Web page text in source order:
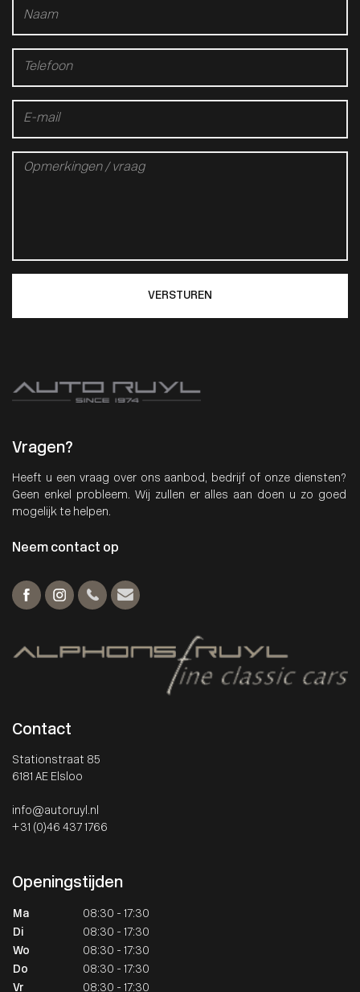
VERSTUREN
Vragen?
Heeft u een vraag over ons aanbod, bedrijf of onze diensten?
Geen enkel probleem. Wij zullen er alles aan doen u zo goed
mogelijk te helpen.
Neem contact op
Contact
Stationstraat 85
6181 AE Elsloo
info@autoruyl.nl
+31 (0)46 437 1766
Openingstijden
Ma
08:30 - 17:30
Di
08:30 - 17:30
Wo
08:30 - 17:30
Do
08:30 - 17:30
Vr
08:30 - 17:30